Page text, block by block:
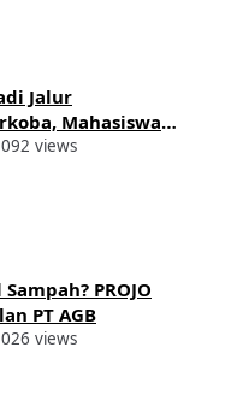
Jalur
Mahasiswa
Bertindak
views
PROJO
PT AGB
views